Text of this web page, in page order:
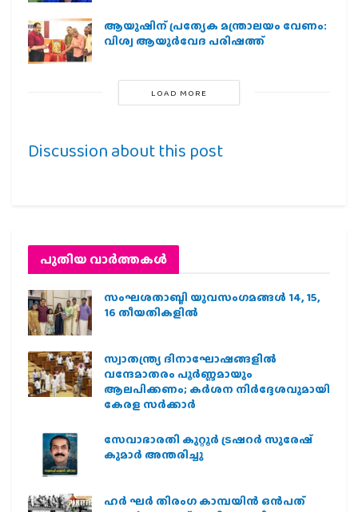
ആയുഷിന് പ്രത്യേക മന്ത്രാലയം വേണം:
വിശ്വ ആയുര്‍വേദ പരിഷത്ത്
LOAD MORE
Discussion about this post
പുതിയ വാര്‍ത്തകള്‍
സംഘശതാബ്ദി യുവസംഗമങ്ങള്‍ 14, 15,
16 തീയതികളില്‍
സ്വാതന്ത്ര്യ ദിനാഘോഷങ്ങളിൽ
വന്ദേമാതരം പൂർണ്ണമായും
ആലപിക്കണം; കർശന നിർദ്ദേശവുമായി
കേരള സർക്കാർ
സേവാഭാരതി കുറ്റൂർ ട്രഷറർ സുരേഷ്
കുമാർ അന്തരിച്ചു
ഹര്‍ ഘര്‍ തിരംഗ കാമ്പയിന്‍ ഒന്‍പത്